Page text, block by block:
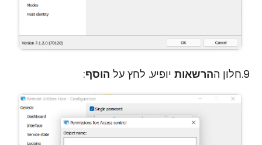
חלון ההרשאות יופיע. לחץ על הוסף: